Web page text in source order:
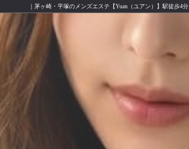
｜茅ヶ崎・平塚のメンズエステ【Yuan（ユアン）】駅徒歩4分